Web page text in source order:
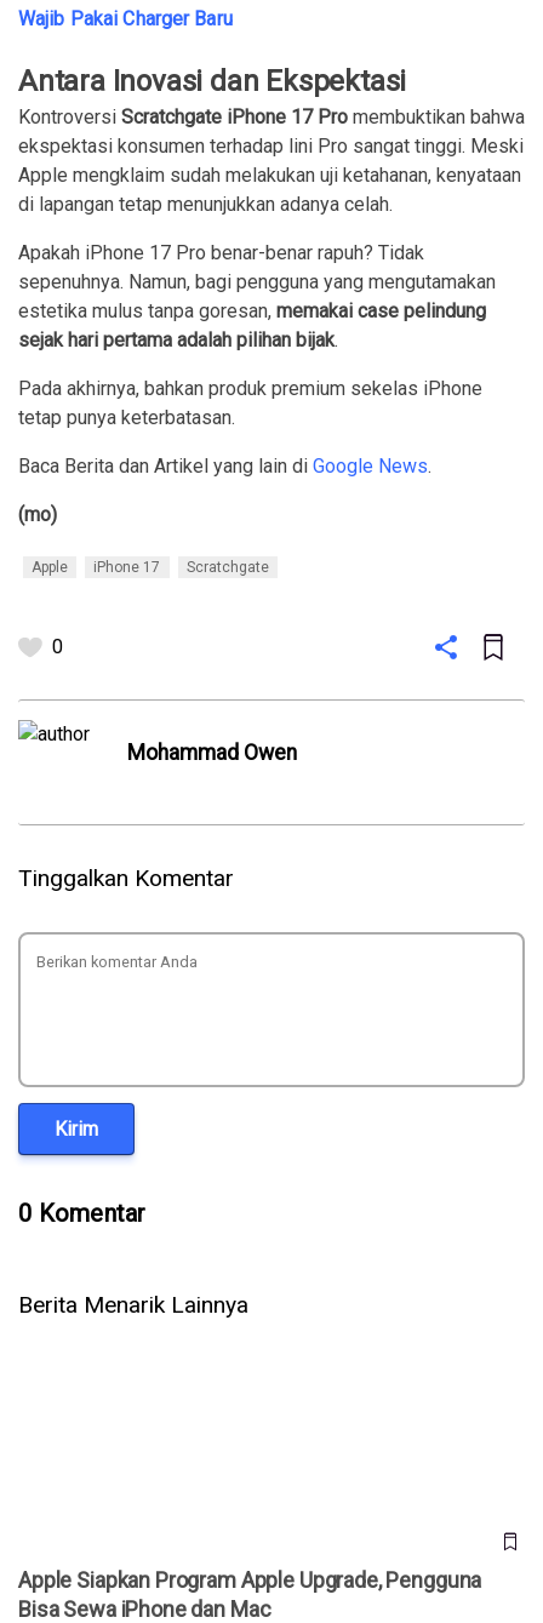
Wajib Pakai Charger Baru
Antara Inovasi dan Ekspektasi
Kontroversi Scratchgate iPhone 17 Pro membuktikan bahwa
ekspektasi konsumen terhadap lini Pro sangat tinggi. Meski
Apple mengklaim sudah melakukan uji ketahanan, kenyataan
di lapangan tetap menunjukkan adanya celah.
Apakah iPhone 17 Pro benar-benar rapuh? Tidak
sepenuhnya. Namun, bagi pengguna yang mengutamakan
estetika mulus tanpa goresan, memakai case pelindung
sejak hari pertama adalah pilihan bijak.
Pada akhirnya, bahkan produk premium sekelas iPhone
tetap punya keterbatasan.
Baca Berita dan Artikel yang lain di Google News.
(mo)
Apple iPhone 17 Scratchgate
0
Mohammad Owen
Tinggalkan Komentar
Kirim
0 Komentar
Berita Menarik Lainnya
Apple Siapkan Program Apple Upgrade, Pengguna
Bisa Sewa iPhone dan Mac